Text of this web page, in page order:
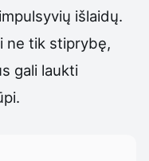
išlaidų.
ne tik stiprybę,
gali laukti